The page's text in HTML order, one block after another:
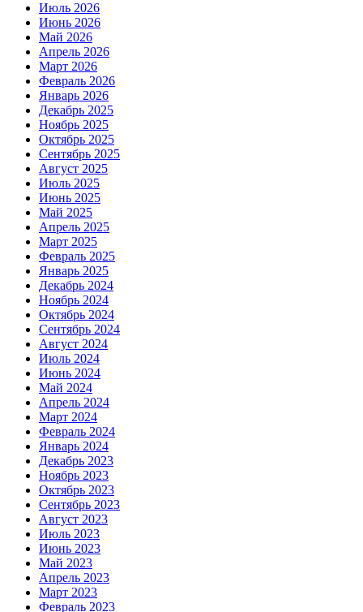
Июль 2026
Июнь 2026
Май 2026
Апрель 2026
Март 2026
Февраль 2026
Январь 2026
Декабрь 2025
Ноябрь 2025
Октябрь 2025
Сентябрь 2025
Август 2025
Июль 2025
Июнь 2025
Май 2025
Апрель 2025
Март 2025
Февраль 2025
Январь 2025
Декабрь 2024
Ноябрь 2024
Октябрь 2024
Сентябрь 2024
Август 2024
Июль 2024
Июнь 2024
Май 2024
Апрель 2024
Март 2024
Февраль 2024
Январь 2024
Декабрь 2023
Ноябрь 2023
Октябрь 2023
Сентябрь 2023
Август 2023
Июль 2023
Июнь 2023
Май 2023
Апрель 2023
Март 2023
Февраль 2023